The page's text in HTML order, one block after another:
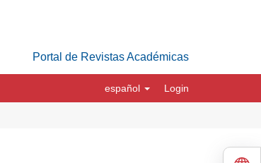
Portal de Revistas Académicas
español Login